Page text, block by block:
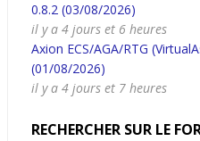
0.8.2 (03/08/2026)
il y a 4 jours et 6 heures
Axion ECS/AGA/RTG
(01/08/2026)
il y a 4 jours et 7 heures
RECHERCHER SUR LE